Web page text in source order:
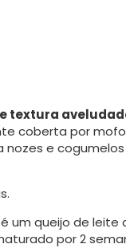
textura
coberta por
nozes e
um queijo de
por 2